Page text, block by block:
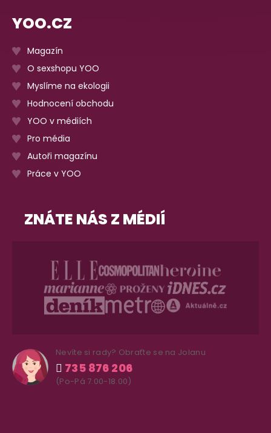
YOO.CZ
Magazín
O sexshopu YOO
Myslíme na ekologii
Hodnocení obchodu
YOO v médiích
Pro média
Autoři magazínu
Práce v YOO
ZNÁTE NÁS Z MÉDIÍ
Nevíte si rady? Obraťte se na Jolanu
735 876 206
(Po-Pá 7.00-18.00)